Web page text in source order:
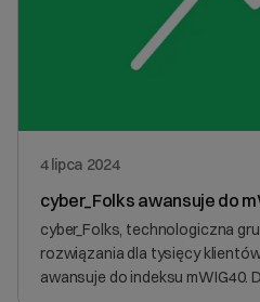
4 lipca 2024
cyber_Folks awansuje do
cyber_Folks, technologiczna
rozwiązania dla tysięcy klientów
awansuje do indeksu mWIG40.